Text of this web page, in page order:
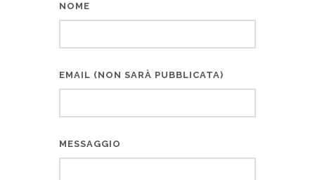
NOME
EMAIL (NON SARÀ PUBBLICATA)
MESSAGGIO